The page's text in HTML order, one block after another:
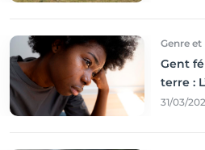
Genre et
Gent
terre :
des
31/03/